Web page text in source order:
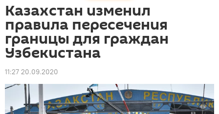
Казахстан изменил
правила пересечения
границы для граждан
Узбекистана
11:27 20.09.2020